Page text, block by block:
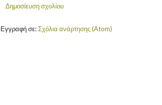
Δημοσίευση σχολίου
Εγγραφή σε:Σχόλια ανάρτησης (Atom)